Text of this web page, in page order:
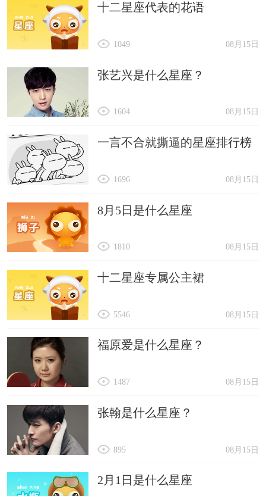
十二星座代表的花语
08月15日
1049
张艺兴是什么星座？
08月15日
1604
一言不合就撕逼的星座排行榜
08月15日
1696
8月5日是什么星座
08月15日
1810
十二星座专属公主裙
08月15日
5546
福原爱是什么星座？
08月15日
1487
张翰是什么星座？
08月15日
895
2月1日是什么星座